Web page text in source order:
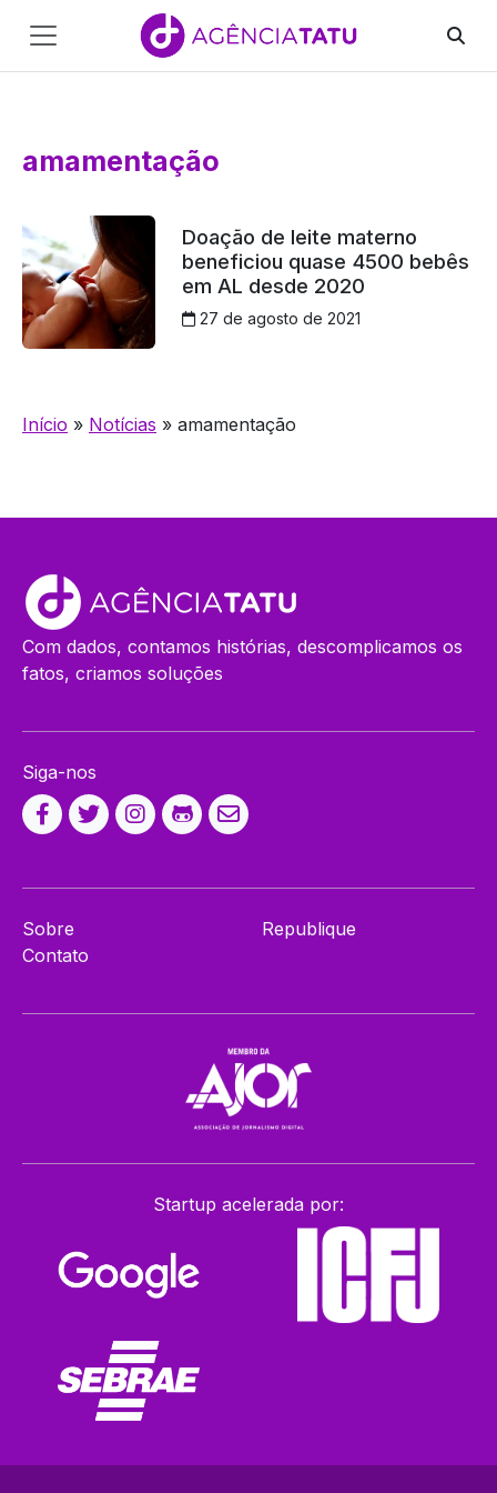
Main
Navigation
amamentação
Doação de leite materno
beneficiou quase 4500 bebês
em AL desde 2020
27 de agosto de 2021
Início » Notícias » amamentação
Com dados, contamos histórias, descomplicamos os
fatos, criamos soluções
Siga-nos
Sobre
Contato
Republique
Startup acelerada por: